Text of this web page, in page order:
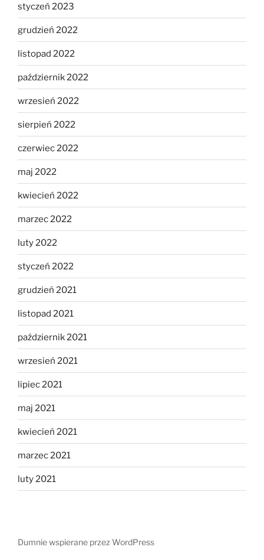
styczeń 2023
grudzień 2022
listopad 2022
październik 2022
wrzesień 2022
sierpień 2022
czerwiec 2022
maj 2022
kwiecień 2022
marzec 2022
luty 2022
styczeń 2022
grudzień 2021
listopad 2021
październik 2021
wrzesień 2021
lipiec 2021
maj 2021
kwiecień 2021
marzec 2021
luty 2021
Dumnie wspierane przez WordPress